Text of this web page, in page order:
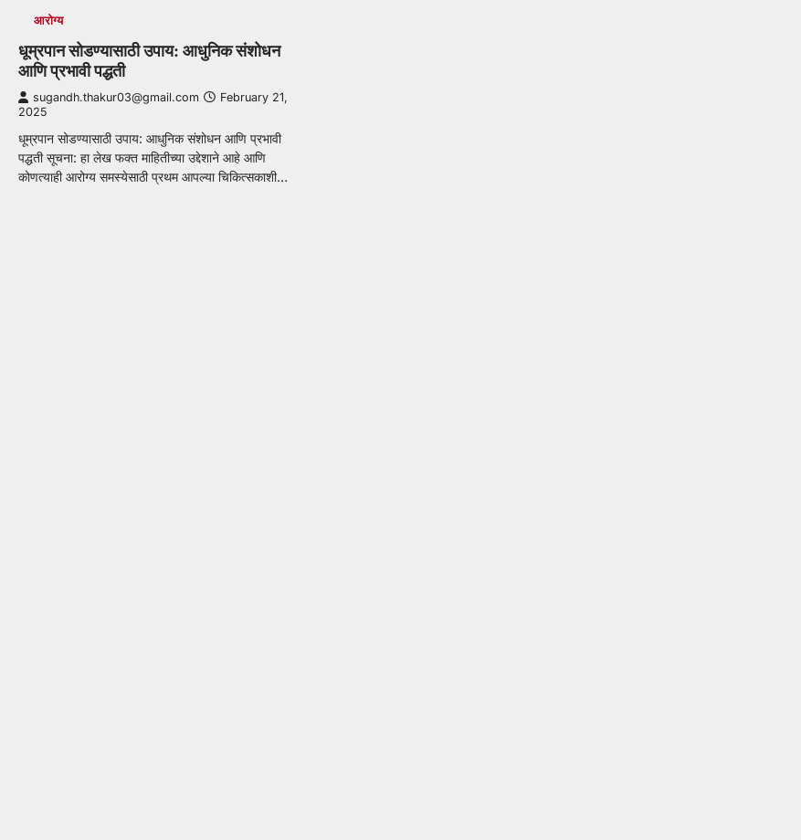
आरोग्य
धूम्रपान सोडण्यासाठी उपाय: आधुनिक संशोधन
आणि प्रभावी पद्धती
sugandh.thakur03@gmail.com
February 21,
2025
धूम्रपान सोडण्यासाठी उपाय: आधुनिक संशोधन आणि प्रभावी
पद्धती सूचना: हा लेख फक्त माहितीच्या उद्देशाने आहे आणि
कोणत्याही आरोग्य समस्येसाठी प्रथम आपल्या चिकित्सकाशी…